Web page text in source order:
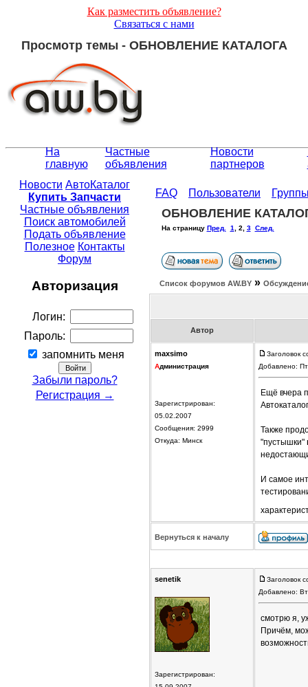
Как разместить объявление?
Связаться с нами
Просмотр темы - ОБНОВЛЕНИЕ КАТАЛОГА
На
главную
Частные
объявления
Новости
партнеров
Новости АвтоКаталог
Купить Запчасти
Частные объявления
Поиск автомобилей
Подать объявление
Полезное Контакты
Форум
Авторизация
Логин:
Пароль:
запомнить меня
Забыли пароль?
Регистрация →
FAQ Пользователи
ОБНОВЛЕНИЕ
На страницу Пред. 1 2 3 След.
Список форумов АW.BY »
Автор
maxsimo
Администрация
Зарегистрирован:
05.02.2007
Сообщения: 2999
Откуда: Минск
Заголовок
Добавлено:
Ещё вчера
Также
"пустышки"
И самое
Вернуться к началу
senetik
Зарегистрирован:
Заголовок
Добавлено:
смотрю я,
Причём,